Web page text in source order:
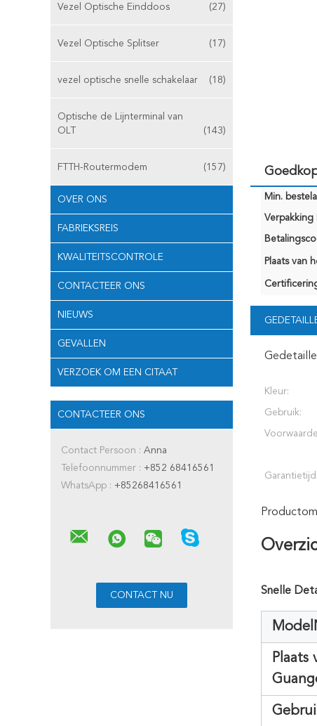
Vezel Optische Einddoos (27)
Vezel Optische Splitser (17)
vezel optische snelle schakelaar (18)
Optische de Lijnterminal van
OLT
(143)
FTTH-Routermodem (157)
OVER ONS
FABRIEKSREIS
KWALITEITSCONTROLE
CONTACTEER ONS
NIEUWS
GEVALLEN
VERZOEK OM EEN CITAAT
CONTACTEER ONS
Contact Persoon : Anna
Telefoonnummer : +852 68416561
WhatsApp : +85268416561
Min.
Verpakking
Plaats van
Kleur:
Gebruik:
Garantietijd:
Snelle
Plaats